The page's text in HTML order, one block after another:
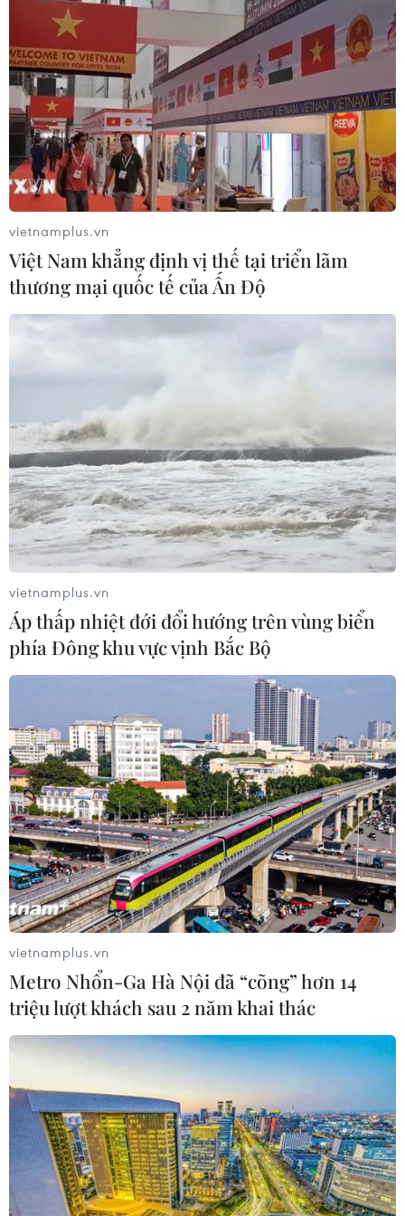
vietnamplus.vn
Việt Nam khẳng định vị thế tại triển lãm
thương mại quốc tế của Ấn Độ
vietnamplus.vn
Áp thấp nhiệt đới đổi hướng trên vùng biển
phía Đông khu vực vịnh Bắc Bộ
vietnamplus.vn
Metro Nhổn-Ga Hà Nội đã “cõng” hơn 14
triệu lượt khách sau 2 năm khai thác